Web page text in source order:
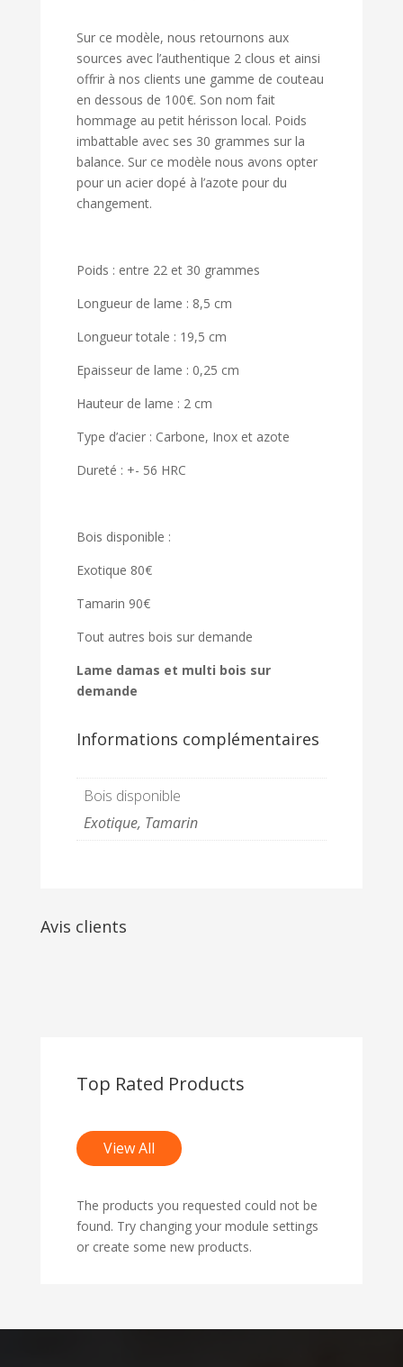
Sur ce modèle, nous retournons aux
sources avec l’authentique 2 clous et ainsi
offrir à nos clients une gamme de couteau
en dessous de 100€. Son nom fait
hommage au petit hérisson local. Poids
imbattable avec ses 30 grammes sur la
balance. Sur ce modèle nous avons opter
pour un acier dopé à l’azote pour du
changement.
Poids : entre 22 et 30 grammes
Longueur de lame : 8,5 cm
Longueur totale : 19,5 cm
Epaisseur de lame : 0,25 cm
Hauteur de lame : 2 cm
Type d’acier : Carbone, Inox et azote
Dureté : +- 56 HRC
Bois disponible :
Exotique 80€
Tamarin 90€
Tout autres bois sur demande
Lame damas et multi bois sur
demande
Informations complémentaires
Bois disponible
Exotique, Tamarin
Avis clients
Top Rated Products
View All
The products you requested could not be
found. Try changing your module settings
or create some new products.